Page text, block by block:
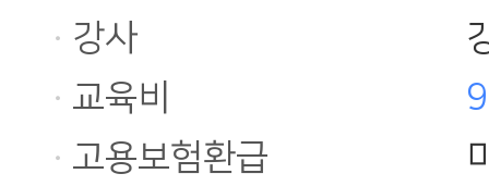
강사
교육비
고용보험환급